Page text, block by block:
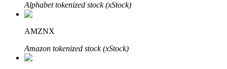
Door crypto ondersteunde leenservice
Alphabet tokenized stock (xStock)
AMZNX
Amazon tokenized stock (xStock)